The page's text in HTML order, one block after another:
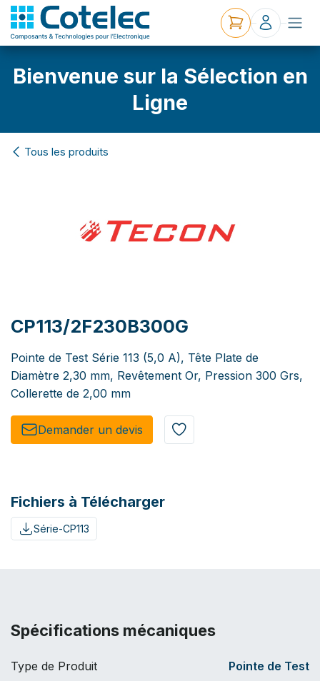
Bienvenue sur la Sélection en
Ligne
Tous les produits
CP113/2F230B300G
Pointe de Test Série 113 (5,0 A), Tête Plate de
Diamètre 2,30 mm, Revêtement Or, Pression 300 Grs,
Collerette de 2,00 mm
Demander un de​​vis​​
Fichiers à Télécharger
Série-CP113
Spécifications mécaniques
Type de Produit Pointe de Test